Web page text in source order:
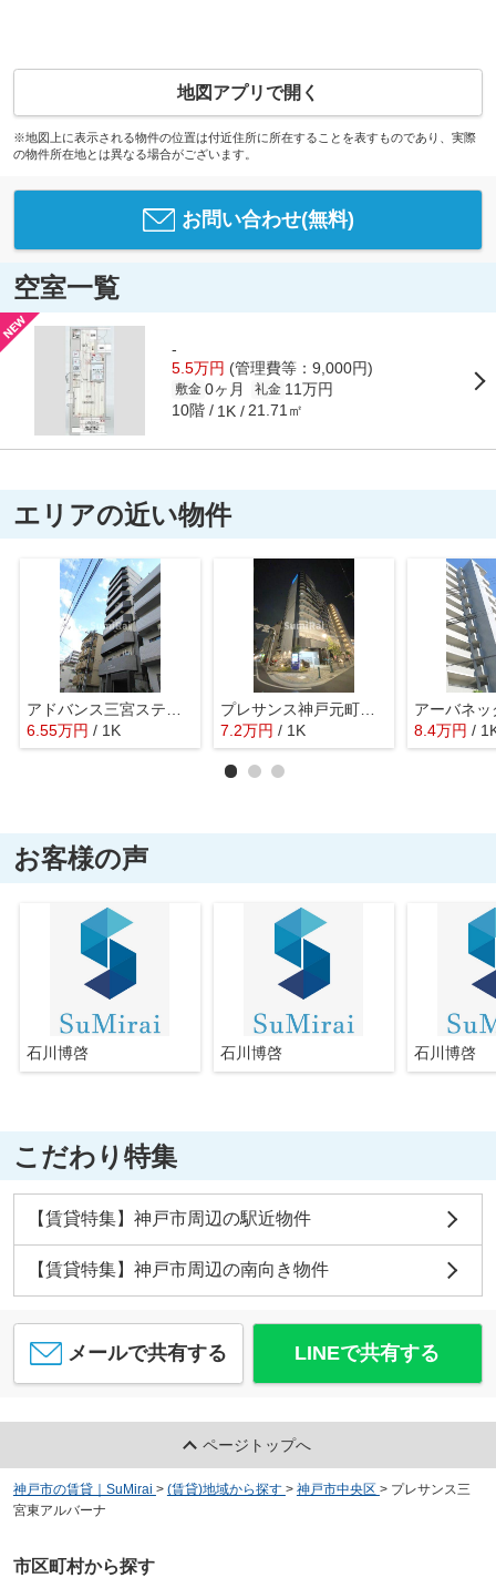
地図アプリで開く
※地図上に表示される物件の位置は付近住所に所在することを表すものであり、実際
の物件所在地とは異なる場合がございます。
お問い合わせ(無料)
空室一覧
-
5.5万円 (管理費等：9,000円)
敷金 0ヶ月 礼金 11万円
10階 1K 21.71㎡
エリアの近い物件
6.55万円 / 1K
プレサンス神戸元町ミューズ
7.2万円 / 1K 8.4万円 /
お客様の声
石川博啓 石川博啓 石川博啓
こだわり特集
【賃貸特集】神戸市周辺の駅近物件
【賃貸特集】神戸市周辺の南向き物件
メールで共有する LINEで共有する
ページトップへ
神戸市の賃貸｜SuMirai > (賃貸)地域から探す > 神戸市中央区 > プレサンス三
宮東アルバーナ
市区町村から探す